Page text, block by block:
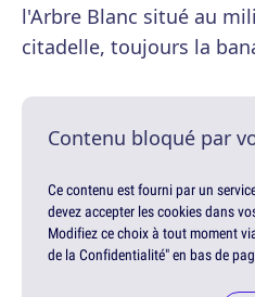
l'Arbre Blanc situé au
citadelle, toujours la
Contenu bloqué par
Ce contenu est fourni par un
devez accepter les cookies dans
Modifiez ce choix à tout moment
de la Confidentialité" en bas de